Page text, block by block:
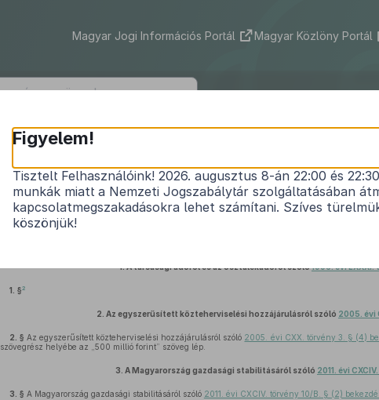
Magyar Jogi Információs Portál Magyar Közlöny Portál
2018. évi CXXVII.
az államháztartásról szóló2011. évi CXCV.
módosításáról1
1.A társasági adóról és az osztalékadóról szóló1996. évi LXXXI.
1. §2
2. Az egyszerűsített közteherviselési hozzájárulásról szóló 2005. évi
2. § Az egyszerűsített közteherviselési hozzájárulásról szóló 2005. évi CXX. törvény 3. § (4)
szövegrész helyébe az „500 millió forint” szöveg lép.
3. A Magyarország gazdasági stabilitásáról szóló 2011. évi
3. § A Magyarország gazdasági stabilitásáról szóló 2011. évi CXCIV. törvény 10/B. § (2)
Figyelem!
Tisztelt Felhasználóink! 2026. augusztus 8-án 22:00 és
munkák miatt a Nemzeti Jogszabálytár szolgáltatásában
kapcsolatmegszakadásokra lehet számítani. Szíves
köszönjük!